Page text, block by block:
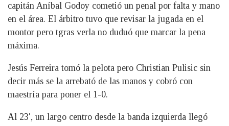
capitán Aníbal Godoy cometió un penal por falta y mano
en el área. El árbitro tuvo que revisar la jugada en el
montor pero tgras verla no duduó que marcar la pena
máxima.
Jesús Ferreira tomó la pelota pero Christian Pulisic sin
decir más se la arrebató de las manos y cobró con
maestría para poner el 1-0.
Al 23′, un largo centro desde la banda izquierda llegó